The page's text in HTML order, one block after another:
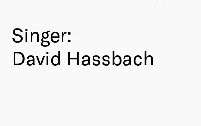
Singer:
David Hassbach